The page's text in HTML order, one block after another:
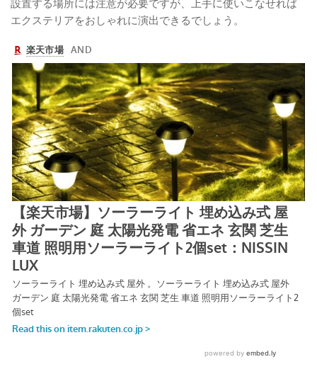
設置する場所には注意が必要ですが、上手に使いこなせれば
エクステリアをおしゃれに演出できるでしょう。